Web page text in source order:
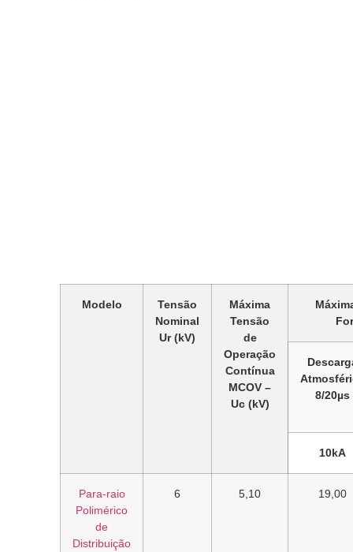
Modelo
Tensão
Nominal
Ur (kV)
Máxima
Tensão
de
Operação
Contínua
MCOV –
Uc (kV)
8/20µs
10kA
Para-raio
Polimérico
de
Distribuição
6 5,10 19,00